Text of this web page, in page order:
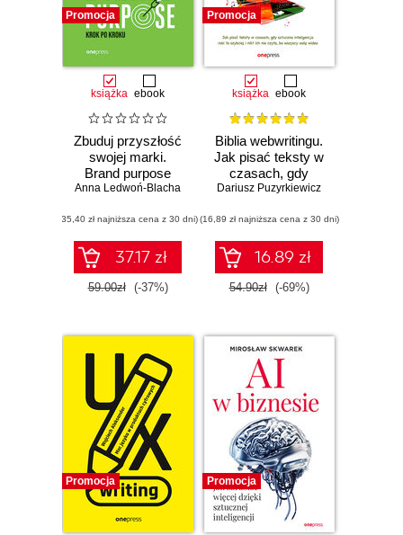
Promocja
książka ebook
Zbuduj przyszłość
swojej marki.
Brand purpose
krok po kroku
Anna Ledwoń-Blacha
(35,40 zł najniższa cena z 30 dni)
37.17 zł
59.00zł (-37%)
Promocja
książka ebook
Biblia webwritingu.
Jak pisać teksty w
czasach, gdy
sztuczna
szybciej i nikt ich
nie czyta, bo
wszyscy wolą
wideo
Dariusz Puzyrkiewicz
(16,89 zł najniższa cena z 30 dni)
16.89 zł
54.90zł (-69%)
Promocja Promocja